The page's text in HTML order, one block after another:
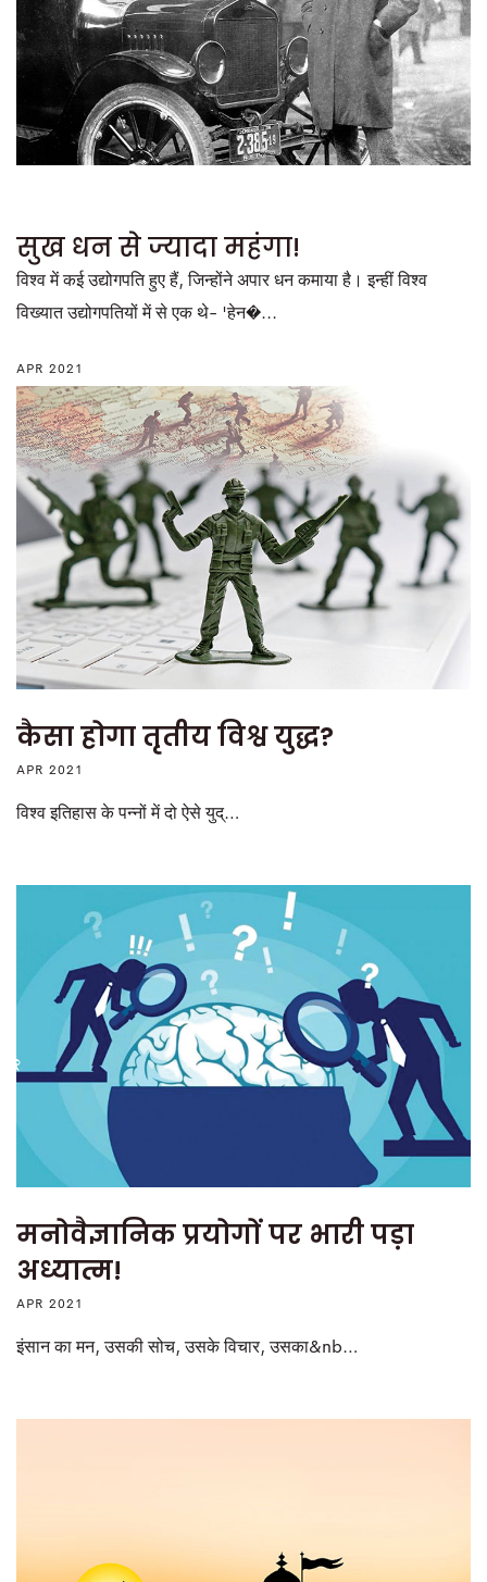
सुख धन से ज्यादा महंगा!
विश्व में कई उद्योगपति हुए हैं, जिन्होंने अपार धन कमाया है। इन्हीं विश्व
विख्यात उद्योगपतियों में से एक थे- 'हेन�...
APR 2021
कैसा होगा तृतीय विश्व युद्ध?
APR 2021
विश्व इतिहास के पन्नों में दो ऐसे युद्…
मनोवैज्ञानिक प्रयोगों पर भारी पड़ा
अध्यात्म!
APR 2021
इंसान का मन, उसकी सोच, उसके विचार, उसका&nb…